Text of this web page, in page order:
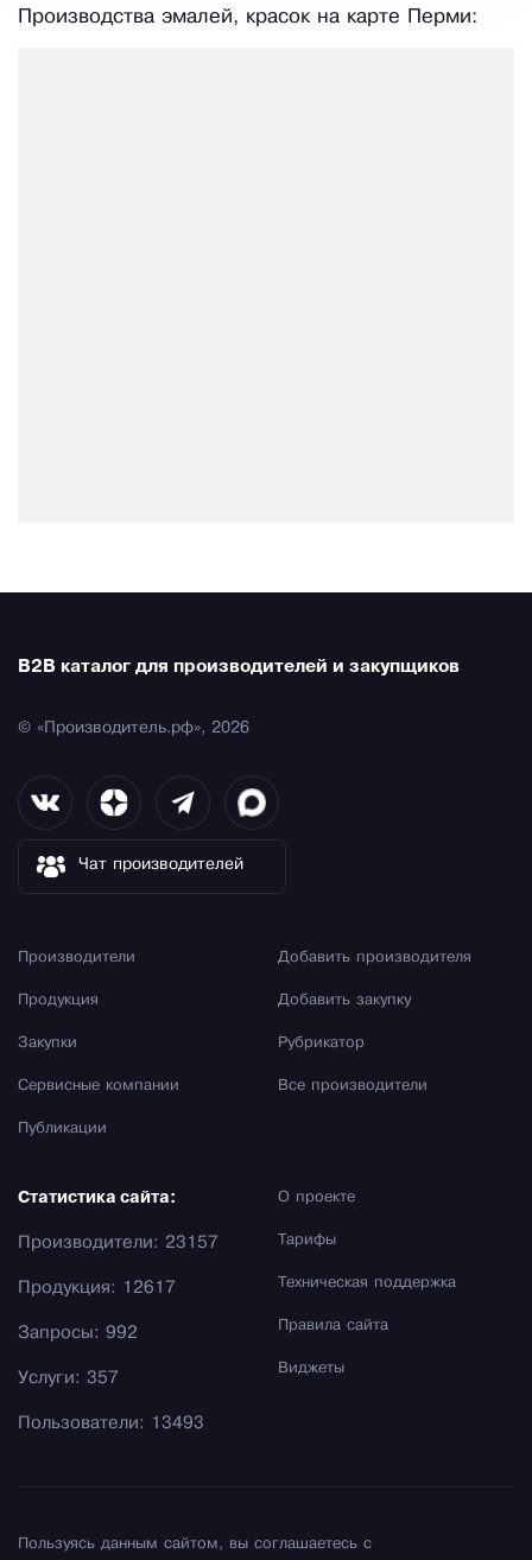
Производства эмалей, красок на карте Перми:
B2B каталог для производителей и закупщиков
© «Производитель.рф», 2026
Чат производителей
Производители
Продукция
Закупки
Сервисные компании
Публикации
Добавить производителя
Добавить закупку
Рубрикатор
Все производители
О проекте
Тарифы
Техническая поддержка
Правила сайта
Виджеты
Статистика сайта:
Производители: 23157
Продукция: 12617
Запросы: 992
Услуги: 357
Пользователи: 13493
Пользуясь данным сайтом, вы соглашаетесь с